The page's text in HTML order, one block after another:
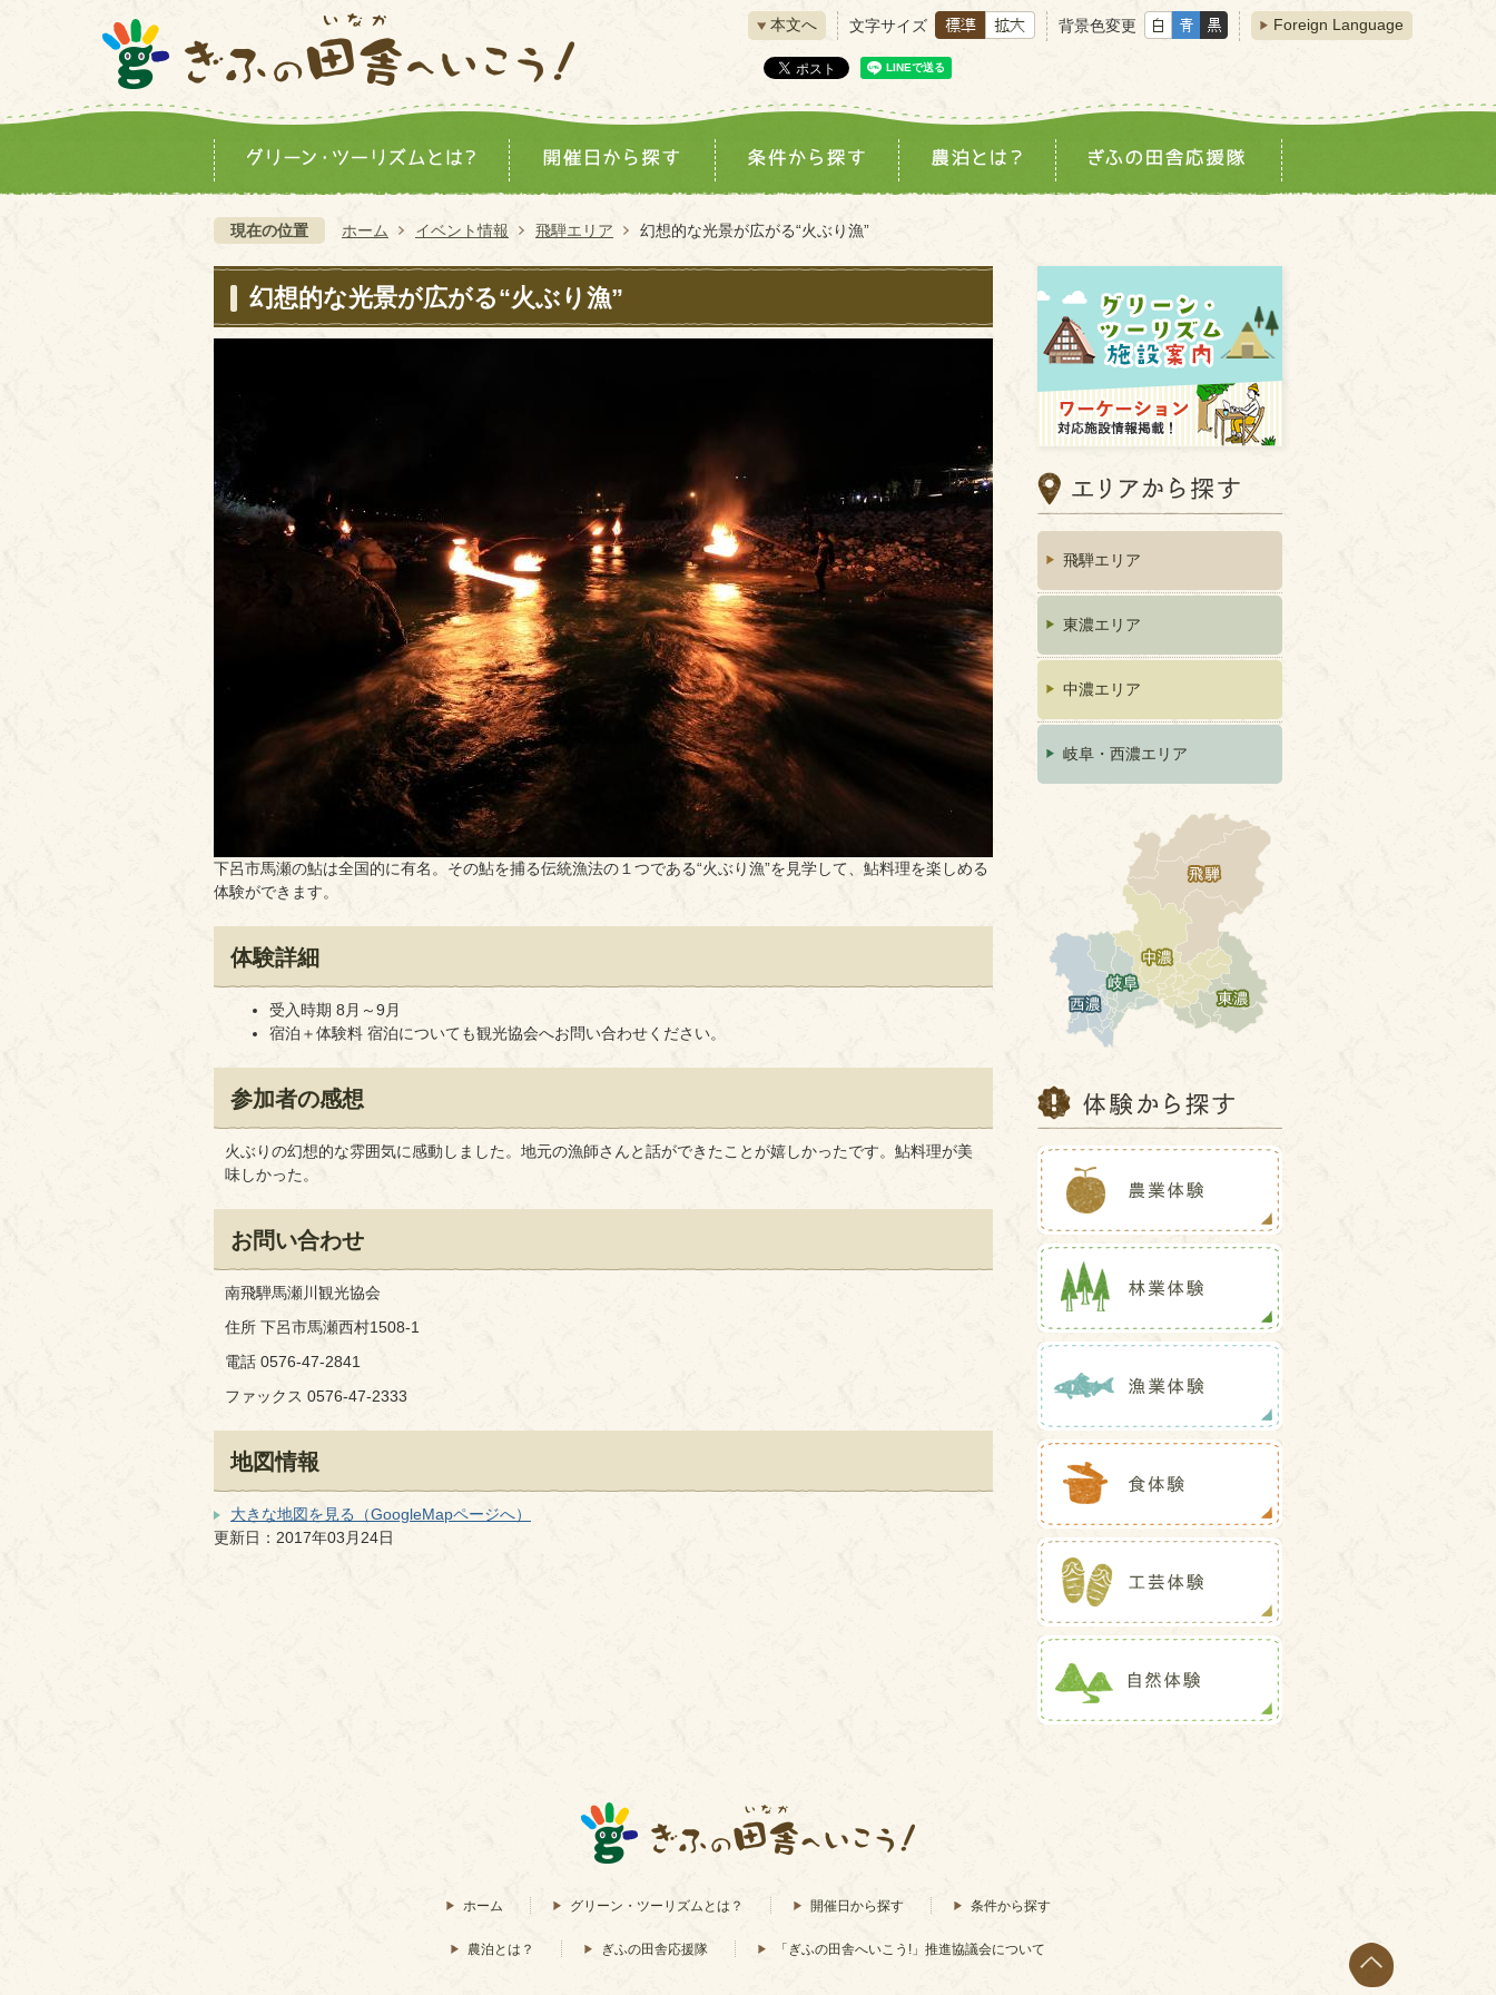
本文へ 文字サイズ 背景色変更 Foreign Language
現在の位置 ホーム イベント情報 飛騨エリア 幻想的な光景が広がる“火ぶり漁”
幻想的な光景が広がる“火ぶり漁”
下呂市馬瀬の鮎は全国的に有名。その鮎を捕る伝統漁法の１つである“火ぶり漁”を見学して、鮎料理を楽しめる
体験ができます。
体験詳細
受入時期 8月～9月
宿泊＋体験料 宿泊についても観光協会へお問い合わせください。
参加者の感想
火ぶりの幻想的な雰囲気に感動しました。地元の漁師さんと話ができたことが嬉しかったです。鮎料理が美
味しかった。
お問い合わせ
南飛騨馬瀬川観光協会
住所 下呂市馬瀬西村1508-1
電話 0576-47-2841
ファックス 0576-47-2333
地図情報
大きな地図を見る（GoogleMapページへ）
更新日：2017年03月24日
飛騨エリア
東濃エリア
中濃エリア
岐阜・西濃エリア
ホーム グリーン・ツーリズムとは？ 開催日から探す 条件から探す
農泊とは？ ぎふの田舎応援隊 「ぎふの田舎へいこう!」推進協議会について